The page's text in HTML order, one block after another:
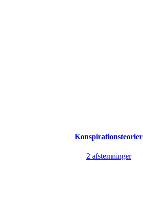
Konspirationsteorier
2 afstemninger